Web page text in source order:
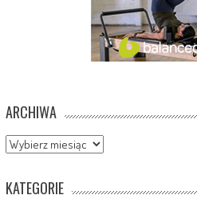
ARCHIWA
Archiwa
KATEGORIE